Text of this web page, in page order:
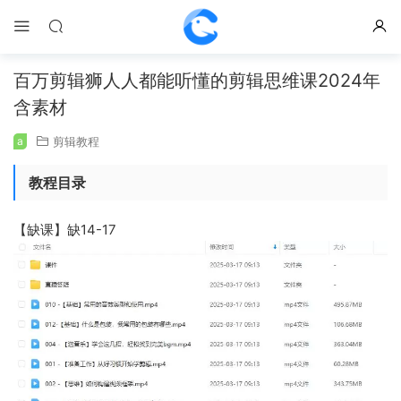
百万剪辑狮人人都能听懂的剪辑思维课2024年
含素材
a 剪辑教程
教程目录
【缺课】缺14-17